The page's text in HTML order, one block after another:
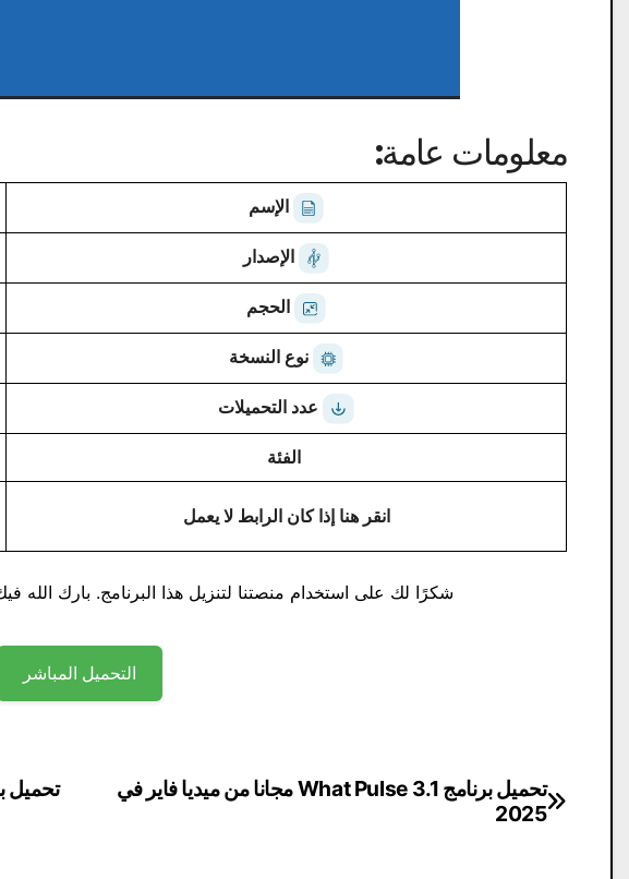
معلومات عامة:
الإسم
الإصدار
الحجم
نوع النسخة
عدد التحميلات
الفئة
انقر هنا إذا كان الرابط لا يعمل
شكرًا لك على استخدام منصتنا لتنزيل هذا البرنامج. بارك الله
التحميل المباشر
تصفّح
المقالات
تحميل برنامج What Pulse 3.1 مجانا من ميديا ​​فاير في
2025